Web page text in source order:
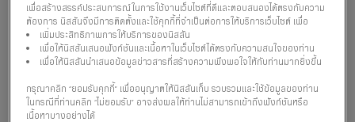
เบนซิน
ระบบขับเคลื่อน
ขับเคลื่อนล้อหน้า (FWD)
เพื่อสร้างสรรค์ประสบการณ์ในการใช้งานเว็บไซต์ที่ดีและตอบสนองได้ตรงกับความ
ต้องการ นิสสันจึงมีการติดตั้งและใช้คุกกี้ที่จำเป็นต่อการให้บริการเว็บไซต์ เพื่อ
เพิ่มประสิทธิภาพการให้บริการของนิสสัน
เพื่อให้นิสสันเสนอฟังก์ชันและเนื้อหาในเว็บไซต์ได้ตรงกับความสนใจของท่าน
เพื่อให้นิสสันนำเสนอข้อมูลข่าวสารที่สร้างความพึงพอใจให้กับท่านมากยิ่งขึ้น
กรุณาคลิก “ยอมรับคุกกี้” เพื่ออนุญาตให้นิสสันเก็บ รวบรวมและใช้ข้อมูลของท่าน
ในกรณีที่ท่านคลิก “ไม่ยอมรับ” อาจส่งผลให้ท่านไม่สามารถเข้าถึงฟังก์ชันหรือ
เนื้อหาบางอย่างได้